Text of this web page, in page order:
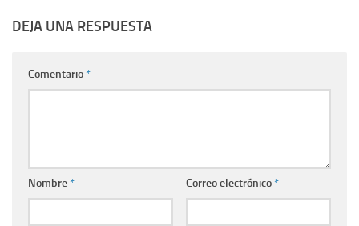
DEJA UNA RESPUESTA
Comentario*
Nombre* Correo electrónico*